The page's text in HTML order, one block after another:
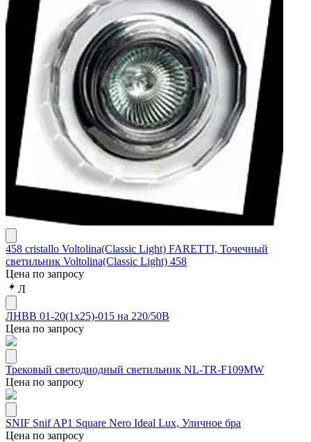
458 cristallo Voltolina(Classic Light) FARETTI, Точечный
светильник Voltolina(Classic Light) 458
Цена по запросу
Л
ЛНВВ 01-20(1х25)-015 на 220/50В
Цена по запросу
Трековый светодиодный светильник NL-TR-F109MW
Цена по запросу
SNIF Snif AP1 Square Nero Ideal Lux, Уличное бра
Цена по запросу